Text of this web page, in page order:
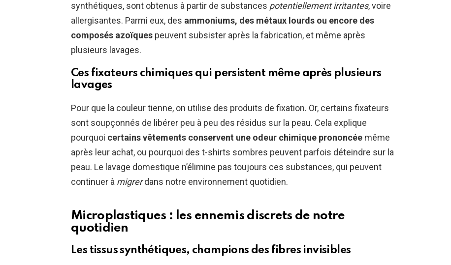
synthétiques, sont obtenus à partir de substances potentiellement irritantes, voire
allergisantes. Parmi eux, des ammoniums, des métaux lourds ou encore des
composés azoïques peuvent subsister après la fabrication, et même après
plusieurs lavages.
Ces fixateurs chimiques qui persistent même après plusieurs
lavages
Pour que la couleur tienne, on utilise des produits de fixation. Or, certains fixateurs
sont soupçonnés de libérer peu à peu des résidus sur la peau. Cela explique
pourquoi certains vêtements conservent une odeur chimique prononcée même
après leur achat, ou pourquoi des t-shirts sombres peuvent parfois déteindre sur la
peau. Le lavage domestique n’élimine pas toujours ces substances, qui peuvent
continuer à migrerdans notre environnement quotidien.
Microplastiques : les ennemis discrets de notre
quotidien
Les tissus synthétiques, champions des fibres invisibles